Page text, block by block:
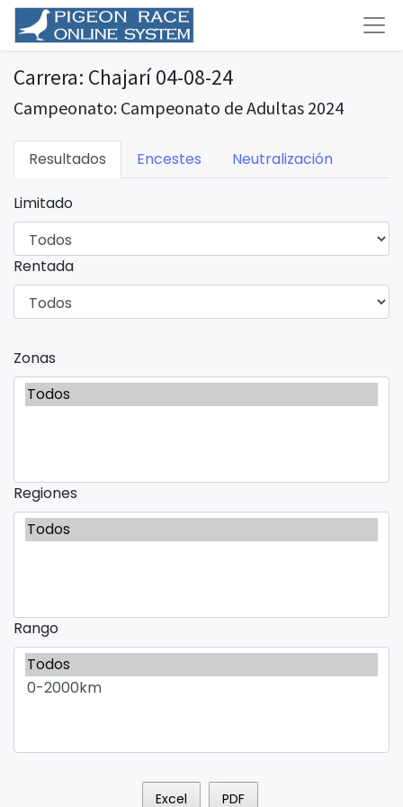
Carrera: Chajarí 04-08-24
Campeonato: Campeonato de Adultas 2024
Resultados Encestes Neutralización
Limitado
Rentada
Zonas
Regiones
Rango
Excel PDF